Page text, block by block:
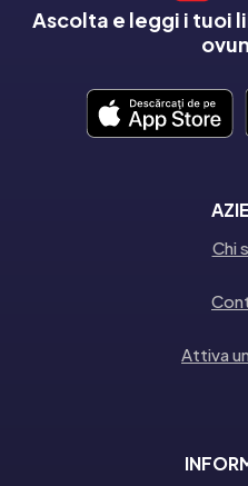
Ascolta e leggi i tuoi
Chi
Attiva